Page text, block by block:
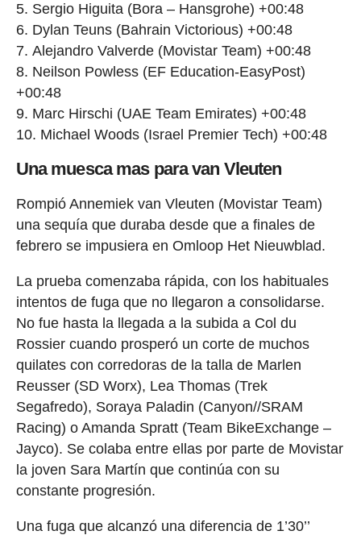
Sergio Higuita (Bora – Hansgrohe) +00:48
Dylan Teuns (Bahrain Victorious) +00:48
Alejandro Valverde (Movistar Team) +00:48
Neilson Powless (EF Education-EasyPost)
+00:48
Marc Hirschi (UAE Team Emirates) +00:48
Michael Woods (Israel Premier Tech) +00:48
Una muesca mas para van Vleuten
Rompió Annemiek van Vleuten (Movistar Team)
una sequía que duraba desde que a finales de
febrero se impusiera en Omloop Het Nieuwblad.
La prueba comenzaba rápida, con los habituales
intentos de fuga que no llegaron a consolidarse.
No fue hasta la llegada a la subida a Col du
Rossier cuando prosperó un corte de muchos
quilates con corredoras de la talla de Marlen
Reusser (SD Worx), Lea Thomas (Trek
Segafredo), Soraya Paladin (Canyon//SRAM
Racing) o Amanda Spratt (Team BikeExchange –
Jayco). Se colaba entre ellas por parte de Movistar
la joven Sara Martín que continúa con su
constante progresión.
Una fuga que alcanzó una diferencia de 1’30’’